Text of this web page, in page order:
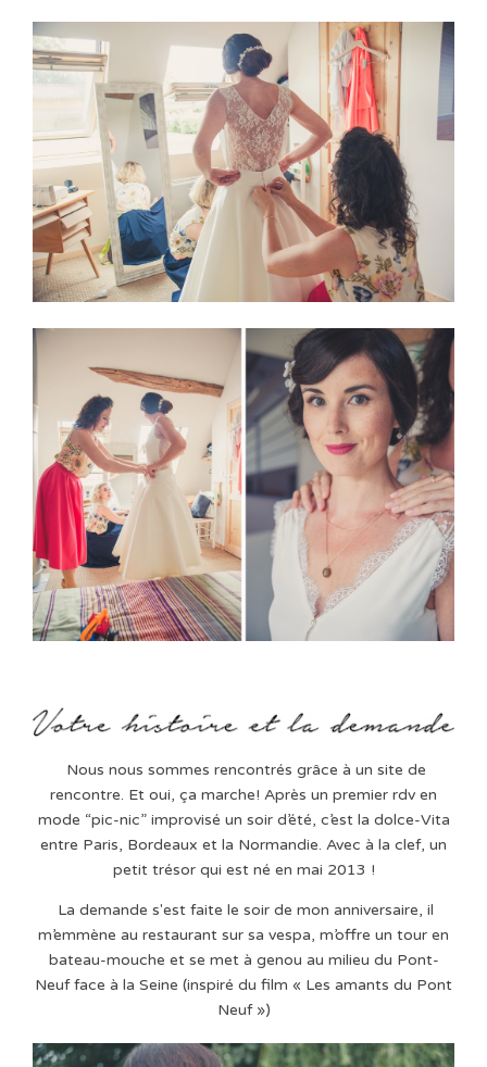
Nous nous sommes rencontrés grâce à un site de
rencontre. Et oui, ça marche! Après un premier rdv en
mode “pic-nic” improvisé un soir d’été, c’est la dolce-Vita
entre Paris, Bordeaux et la Normandie. Avec à la clef, un
petit trésor qui est né en mai 2013 !
La demande s'est faite le soir de mon anniversaire, il
m’emmène au restaurant sur sa vespa, m’offre un tour en
bateau-mouche et se met à genou au milieu du Pont-
Neuf face à la Seine (inspiré du film « Les amants du Pont
Neuf »)